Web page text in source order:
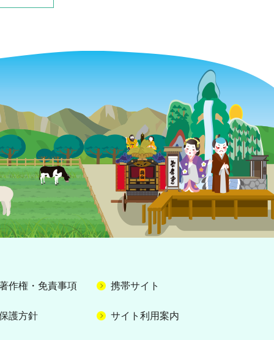
作権・免責事項 携帯サイト
護方針 サイト利用案内